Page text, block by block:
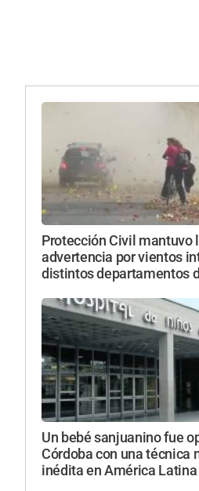
Protección Civil mantuvo
advertencia por vientos
distintos departamentos
Un bebé sanjuanino fue
Córdoba con una técnica
inédita en América Latina